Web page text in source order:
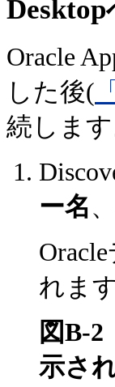
Oracle
した後(
続します
ー名
れま
図B-
示さ